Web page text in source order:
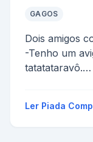
GAGOS
Dois amigos
-Tenho um
tatatataravô.
-Não, ele é só
Ler Piada